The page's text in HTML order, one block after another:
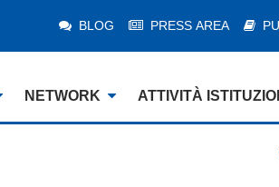
BLOG PRESS AREA
NETWORK ATTIVITÀ